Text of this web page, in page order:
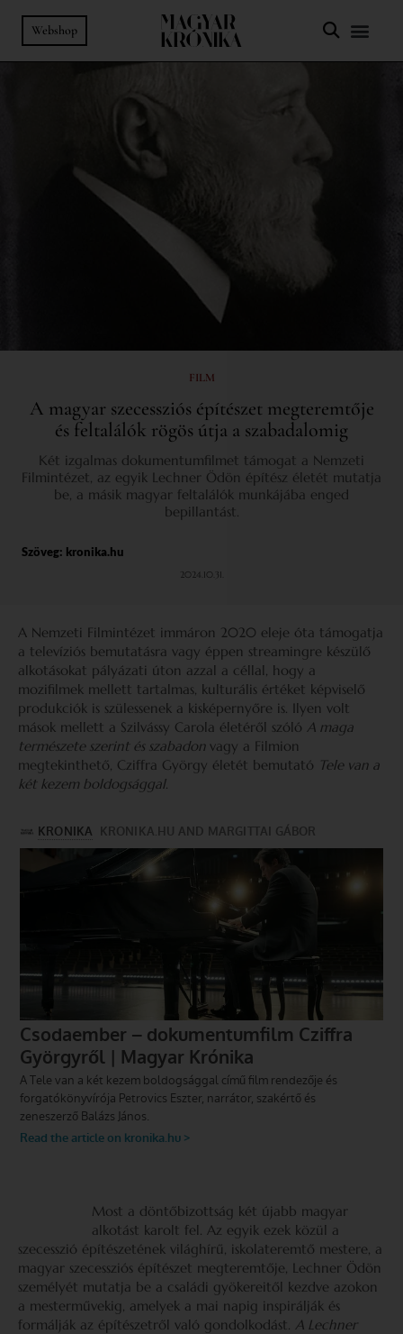
Webshop
FILM
A magyar szecessziós építészet megteremtője
és feltalálók rögös útja a szabadalomig
Két izgalmas dokumentumfilmet támogat a Nemzeti
Filmintézet, az egyik Lechner Ödön építész életét mutatja
be, a másik magyar feltalálók munkájába enged
bepillantást.
Szöveg: kronika.hu
2024.10.31.
A Nemzeti Filmintézet immáron 2020 eleje óta támogatja
a televíziós bemutatásra vagy éppen streamingre készülő
alkotásokat pályázati úton azzal a céllal, hogy a
mozifilmek mellett tartalmas, kulturális értéket képviselő
produkciók is szülessenek a kisképernyőre is. Ilyen volt
mások mellett a Szilvássy Carola életéről szóló A maga
természete szerint és szabadon vagy a Filmion
megtekinthető, Cziffra György életét bemutató Tele van a
két kezem boldogsággal.
Most a döntőbizottság két újabb magyar
alkotást karolt fel. Az egyik ezek közül a
szecesszió építészetének világhírű, iskolateremtő mestere, a
magyar szecessziós építészet megteremtője, Lechner Ödön
személyét mutatja be a családi gyökereitől kezdve azokon
a mesterművekig, amelyek a mai napig inspirálják és
formálják az építészetről való gondolkodást. A Lechner